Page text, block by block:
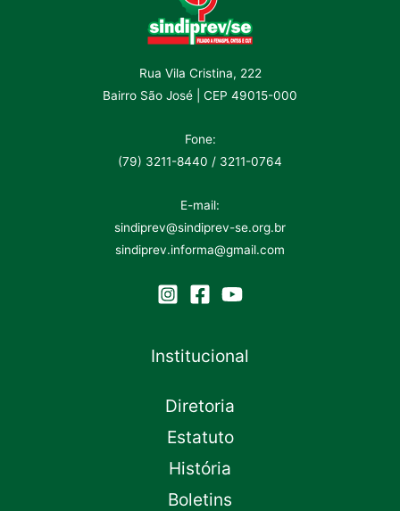
Rua Vila Cristina, 222
Bairro São José | CEP 49015-000
Fone:
(79) 3211-8440 / 3211-0764
E-mail:
sindiprev@sindiprev-se.org.br
sindiprev.informa@gmail.com
Institucional
Diretoria
Estatuto
História
Boletins